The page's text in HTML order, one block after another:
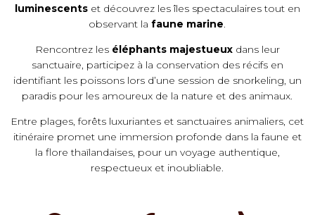
luminescentset découvrez les îles spectaculaires tout en
observant lafaune marine
Rencontrez les éléphants majestueuxdans leur
sanctuaire, participez à la conservation des récifs en
identifiant les poissons lors d’une session de snorkeling, un
paradis pour les amoureux de la nature et des animaux.
Entre plages, forêts luxuriantes et sanctuaires animaliers, cet
itinéraire promet une immersion profonde dans la faune et
la flore thaïlandaises, pour un voyage authentique,
respectueux et inoubliable.